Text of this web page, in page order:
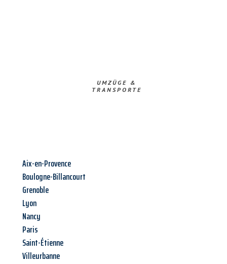
UMZÜGE &
TRANSPORTE
Aix-en-Provence
Boulogne-Billancourt
Grenoble
Lyon
Nancy
Paris
Saint-Étienne
Villeurbanne